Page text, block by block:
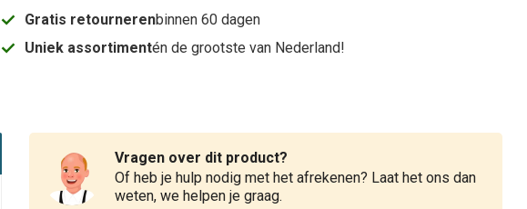
Gratis retournerenbinnen 60 dagen
Uniek assortimentén de grootste van Nederland!
Vragen over dit product?
Of heb je hulp nodig met het afrekenen? Laat het ons dan
weten, we helpen je graag.